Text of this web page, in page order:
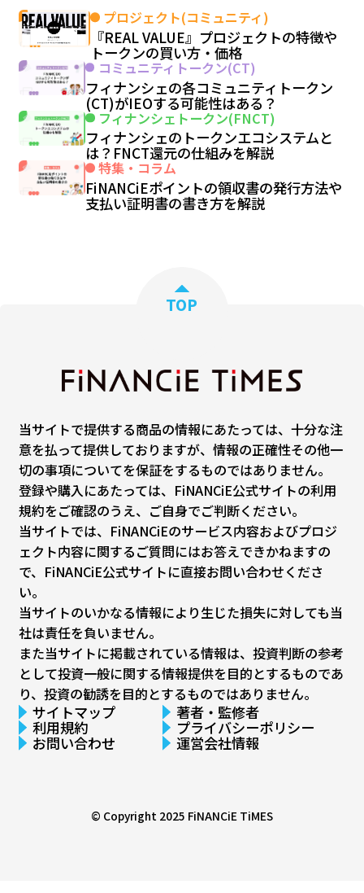
プロジェクト(コミュニティ)
『REAL VALUE』プロジェクトの特徴や
トークンの買い方・価格
コミュニティトークン(CT)
フィナンシェの各コミュニティトークン
(CT)がIEOする可能性はある？
フィナンシェトークン(FNCT)
フィナンシェのトークンエコシステムと
は？FNCT還元の仕組みを解説
特集・コラム
FiNANCiEポイントの領収書の発行方法や
支払い証明書の書き方を解説
TOP
当サイトで提供する商品の情報にあたっては、十分な注
意を払って提供しておりますが、情報の正確性その他一
切の事項についてを保証をするものではありません。
登録や購入にあたっては、FiNANCiE公式サイトの利用
規約をご確認のうえ、ご自身でご判断ください。
当サイトでは、FiNANCiEのサービス内容およびプロジ
ェクト内容に関するご質問にはお答えできかねますの
で、FiNANCiE公式サイトに直接お問い合わせくださ
い。
当サイトのいかなる情報により生じた損失に対しても当
社は責任を負いません。
また当サイトに掲載されている情報は、投資判断の参考
として投資一般に関する情報提供を目的とするものであ
り、投資の勧誘を目的とするものではありません。
サイトマップ 著者・監修者
利用規約 プライバシーポリシー
お問い合わせ 運営会社情報
© Copyright 2025 FiNANCiE TiMES